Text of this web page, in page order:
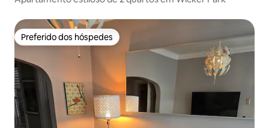
Preferido dos hóspedes
Preferido dos hóspedes